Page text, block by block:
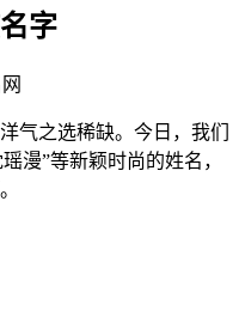
字
气之选稀缺。今日，我们
漫”等新颖时尚的姓名，